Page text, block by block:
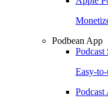
Podbean App
Podcast
Easy-
Podcast